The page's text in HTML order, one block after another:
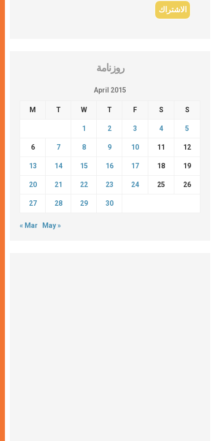
روزنامة
April 2015
M T W T F S S
1 2 3 4 5
6 7 8 9 10 11 12
13 14 15 16 17 18 19
20 21 22 23 24 25 26
27 28 29 30
« Mar May »